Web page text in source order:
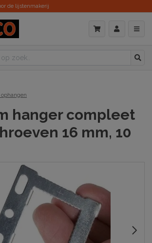
de lijstenmakerij
hanger compleet
16 mm, 10